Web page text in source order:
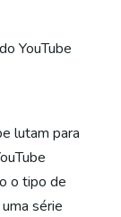
YouTube
lutam para
o tipo de
série